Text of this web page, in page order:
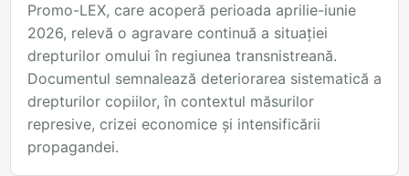
Promo-LEX, care acoperă perioada aprilie-iunie
2026, relevă o agravare continuă a situației
drepturilor omului în regiunea transnistreană.
Documentul semnalează deteriorarea sistematică a
drepturilor copiilor, în contextul măsurilor
represive, crizei economice și intensificării
propagandei.